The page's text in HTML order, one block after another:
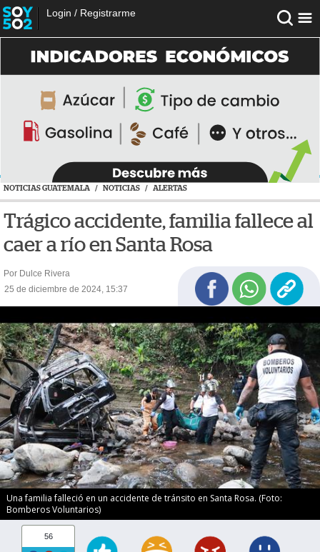
Login / Registrarme
NOTICIAS GUATEMALA / NOTICIAS / ALERTAS
Trágico accidente, familia fallece al
caer a río en Santa Rosa
Por Dulce Rivera
25 de diciembre de 2024, 15:37
Una familia falleció en un accidente de tránsito en Santa Rosa. (Foto:
Bomberos Voluntarios)
56